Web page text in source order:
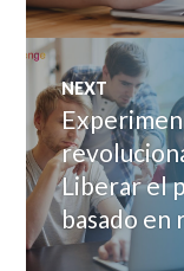
NEXT
Next
post:
Liberar el
basado en